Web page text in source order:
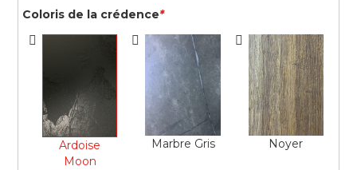
*
Coloris de la crédence
Ardoise
Moon
Marbre Gris Noyer